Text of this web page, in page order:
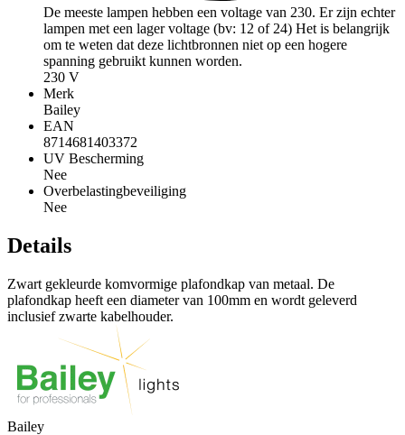
De meeste lampen hebben een voltage van 230. Er zijn echter
lampen met een lager voltage (bv: 12 of 24) Het is belangrijk
om te weten dat deze lichtbronnen niet op een hogere
spanning gebruikt kunnen worden.
230 V
Merk
Bailey
EAN
8714681403372
UV Bescherming
Nee
Overbelastingbeveiliging
Nee
Details
Zwart gekleurde komvormige plafondkap van metaal. De
plafondkap heeft een diameter van 100mm en wordt geleverd
inclusief zwarte kabelhouder.
Bailey